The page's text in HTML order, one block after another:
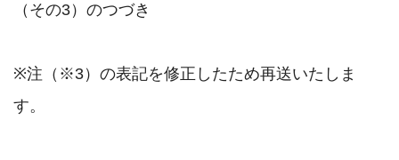
（その3）のつづき
※注（※3）の表記を修正したため再送いたしま
す。